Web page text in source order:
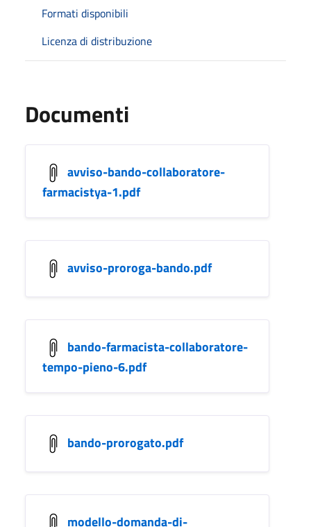
Formati disponibili
Licenza di distribuzione
Documenti
avviso-bando-collaboratore-
farmacistya-1.pdf
avviso-proroga-bando.pdf
bando-farmacista-collaboratore-
tempo-pieno-6.pdf
bando-prorogato.pdf
modello-domanda-di-